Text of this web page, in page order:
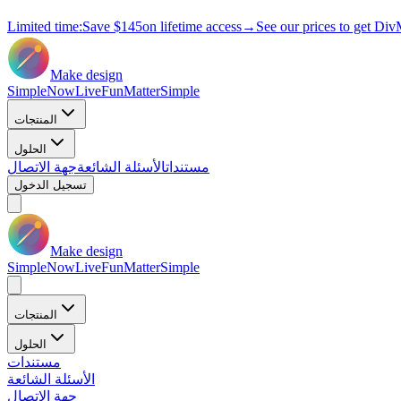
Limited time:Save $145on lifetime access→ See our prices to get
Make design
SimpleNowLiveFunMatterSimple
المنتجات
الحلول
مستنداتالأسئلة الشائعةجهة الاتصال
تسجيل الدخول
Make design
SimpleNowLiveFunMatterSimple
المنتجات
الحلول
مستندات
الأسئلة الشائعة
جهة الاتصال